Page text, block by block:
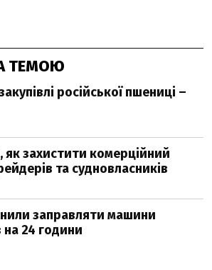
ТЕМОЮ
російської пшениці –
як захистити комерційний
та судновласників
заправляти машини
на 24 години